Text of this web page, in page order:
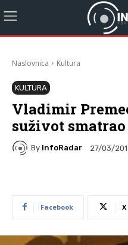
Naslovnica Kultura
KULTURA
Vladimir
suživot
By InfoRadar 27/03/
Facebook X